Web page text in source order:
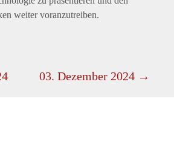
weiter voranzutreiben.
03. Dezember 2024 →